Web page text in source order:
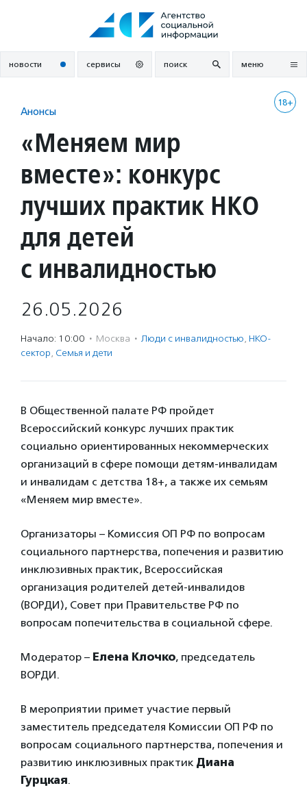
новости сервисы поиск меню
18+
Анонсы
«Меняем мир
вместе»: конкурс
лучших практик НКО
для детей
с инвалидностью
26.05.2026
Начало: 10:00 · Москва · Люди с инвалидностью, НКО-
сектор, Семья и дети
В Общественной палате РФ пройдет
Всероссийский конкурс лучших практик
социально ориентированных некоммерческих
организаций в сфере помощи детям-инвалидам
и инвалидам с детства 18+, а также их семьям
«Меняем мир вместе».
Организаторы – Комиссия ОП РФ по вопросам
социального партнерства, попечения и развитию
инклюзивных практик, Всероссийская
организация родителей детей-инвалидов
(ВОРДИ), Совет при Правительстве РФ по
вопросам попечительства в социальной сфере.
Модератор – Елена Клочко, председатель
ВОРДИ.
В мероприятии примет участие первый
заместитель председателя Комиссии ОП РФ по
вопросам социального партнерства, попечения и
развитию инклюзивных практик Диана
Гурцкая.